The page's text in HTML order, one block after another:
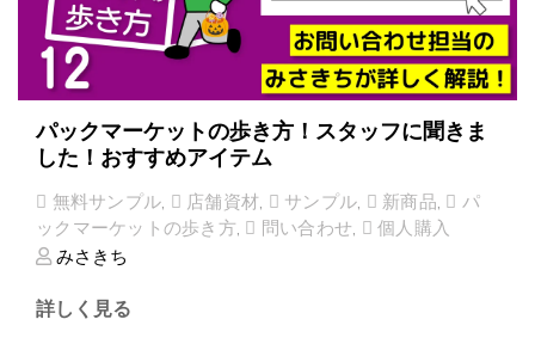
パックマーケットの歩き方！スタッフに聞きま
した！おすすめアイテム
無料サンプル, 店舗資材, サンプル, 新商品,
パ
ックマーケットの歩き方, 問い合わせ,
個人購入
みさきち
詳しく見る